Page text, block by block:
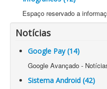
Espaço reservado a
Notícias
Google Pay (14)
Google Avançado -
Sistema Android (42)